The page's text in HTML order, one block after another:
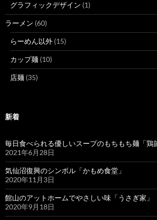
グラフィックデザイン (1)
ラーメン (60)
らーめん以外 (15)
カップ麺 (10)
店麺 (35)
新着
毎日食べられる優しいスープのもちもち麺「鶏
2021年6月28日
気仙沼復興のシンボル「かもめ食堂」
2020年11月3日
館山のアットホームでやさしい味「うさぎ家」
2020年9月18日